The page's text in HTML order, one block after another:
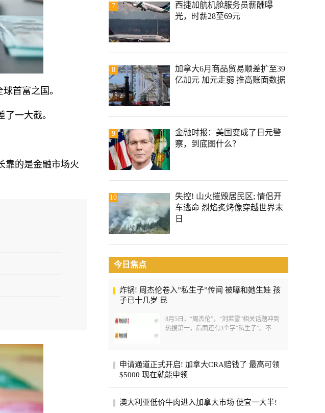
首富之国。
一大截。
靠的是金融市场火
7
西捷加航机舱服务员薪酬曝
光，时薪28至69元
8
加拿大6月商品贸易顺差扩至39
亿加元 加元走弱 推高账面数据
9
金融时报：美国变成了日元警
察，到底图什么？
10
失控! 山火摧毁居民区; 情侣开
车逃命 烈焰炙烤像穿越世界末
日
今日焦点
炸锅! 周杰伦卷入”私生子”传闻 被曝和她生娃 孩
子已十几岁 昆
8月5日，“周杰伦”，“刘若雪”相关话题冲到
热搜第一，后面还有3个字“私生子”。不...
申请通道正式开启! 加拿大CRA赔钱了 最高可领
$5000 现在就能申领
拖了6年的集体诉讼终于走到了赔钱这一
澳大利亚低价牛肉进入加拿大市场 便宜一大半!